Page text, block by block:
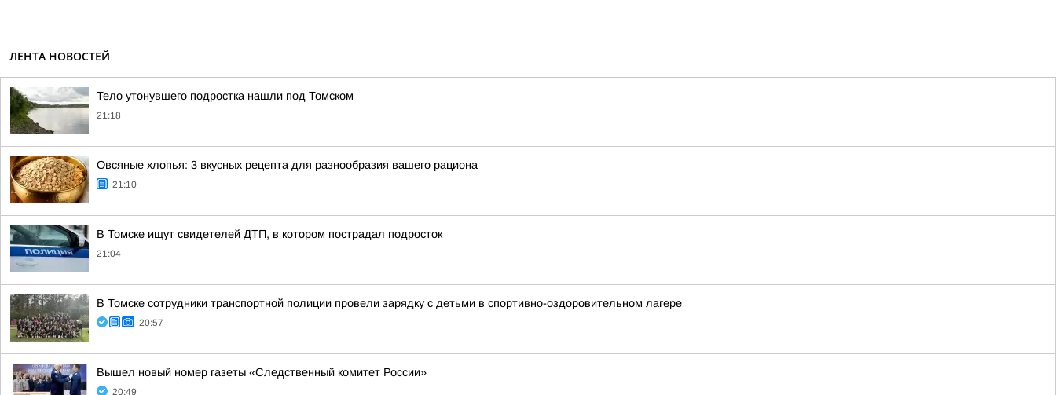
ЛЕНТА НОВОСТЕЙ
Тело утонувшего подростка нашли под Томском
21:18
Овсяные хлопья: 3 вкусных рецепта для разнообразия вашего рациона
21:10
В Томске ищут свидетелей ДТП, в котором пострадал подросток
21:04
В Томске сотрудники транспортной полиции провели зарядку с детьми в спортивно-оздоровительном лагере
20:57
Вышел новый номер газеты «Следственный комитет России»
20:49